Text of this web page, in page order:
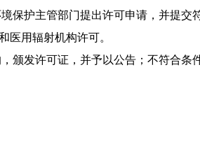
保护主管部门提出许可申请，并提交
医用辐射机构许可。
颁发许可证，并予以公告；不符合条